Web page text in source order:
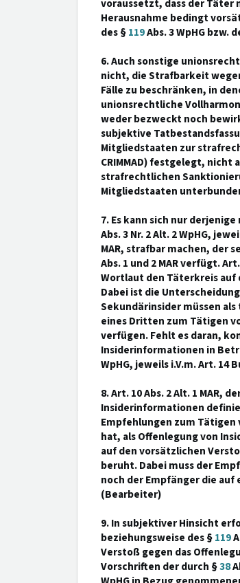
voraussetzt, dass der Täter
Herausnahme bedingt
des §119Abs. 3 WpHG bzw.
6. Auch sonstige
nicht, die Strafbarkeit
Fälle zu beschränken, in
unionsrechtliche
weder bezweckt noch
subjektive
Mitgliedstaaten zur
CRIMMAD) festgelegt,
strafrechtlichen
Mitgliedstaaten
7. Es kann sich nur derjenige
Abs. 3 Nr. 2 Alt. 2 WpHG,
MAR, strafbar machen, der
Abs. 1 und 2 MAR verfügt.
Wortlaut den Täterkreis
Dabei ist die
Sekundärinsider müssen
eines Dritten zum Tätigen
verfügen. Fehlt es daran,
Insiderinformationen in
WpHG, jeweils i.V.m. Art. 14
8. Art. 10 Abs. 2 Alt. 1 MAR,
Insiderinformationen
Empfehlungen zum
hat, als Offenlegung von
auf den vorsätzlichen
beruht. Dabei muss der
noch der Empfänger die
(Bearbeiter)
9. In subjektiver Hinsicht
beziehungsweise des §119
Verstoß gegen das
Vorschriften der durch §38